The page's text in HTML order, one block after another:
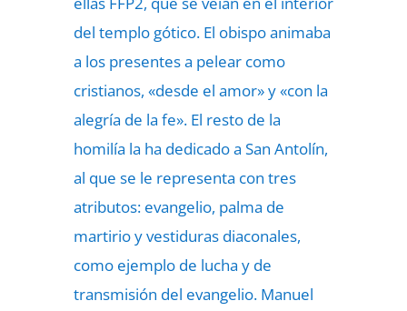
del templo gótico. El obispo animaba
a los presentes a pelear como
cristianos, «desde el amor» y «con la
alegría de la fe». El resto de la
homilía la ha dedicado a San Antolín,
al que se le representa con tres
atributos: evangelio, palma de
martirio y vestiduras diaconales,
como ejemplo de lucha y de
transmisión del evangelio. Manuel